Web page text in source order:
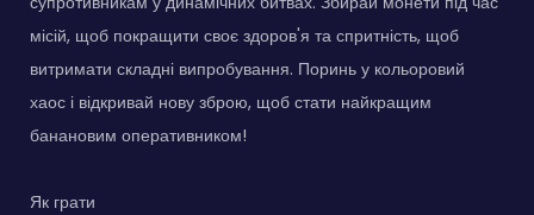
місій, щоб покращити своє здоров'я та спритність, щоб
витримати складні випробування. Поринь у кольоровий
хаос і відкривай нову зброю, щоб стати найкращим
банановим оперативником!
Як грати